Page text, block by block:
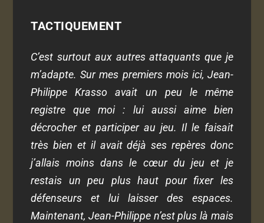
TACTIQUEMENT
C’est surtout aux autres attaquants que je
m’adapte. Sur mes premiers mois ici, Jean-
Philippe Krasso avait un peu le même
registre que moi : lui aussi aime bien
décrocher et participer au jeu. Il le faisait
très bien et il avait déjà ses repères donc
j’allais moins dans le cœur du jeu et je
restais un peu plus haut pour fixer les
défenseurs et lui laisser des espaces.
Maintenant, Jean-Philippe n’est plus là mais